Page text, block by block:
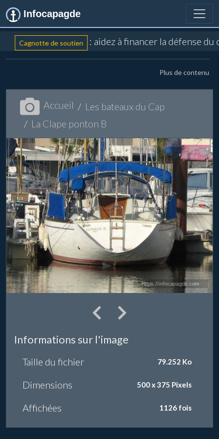
Infocapagde
Cagnotte de soutien : aidez à financer la défense
Plus de contenu
Accueil
Les bateaux du Cap
La Clape ponton B
Informations sur l'image
Taille du fichier 79.252 Ko
Dimensions 500 x 375 Pixels
Affichées 1126 fois